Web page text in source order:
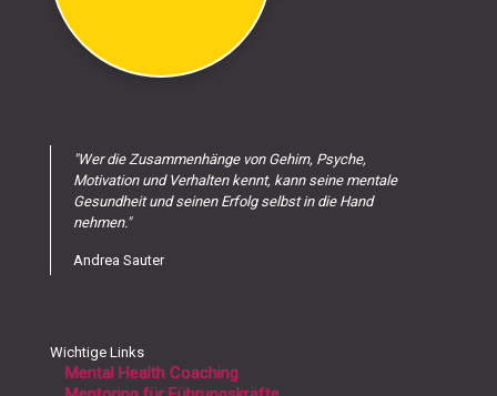
"Wer die Zusammenhänge von Gehirn, Psyche,
Motivation und Verhalten kennt, kann seine mentale
Gesundheit und seinen Erfolg selbst in die Hand
nehmen."
Andrea Sauter
Wichtige Links
Mental Health Coaching